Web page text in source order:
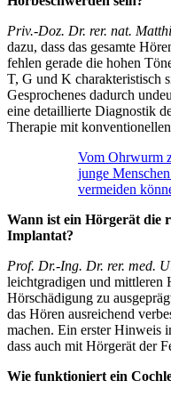
Priv.-Doz. Dr. rer. nat.
dazu, dass das gesamte
fehlen gerade die hohen
T, G und K charakteristisch
Gesprochenes dadurch
eine detaillierte Diagnostik
Therapie mit
Vom Ohrwurm
junge
vermeiden
Wann ist ein Hörgerät die
Implantat?
Prof. Dr.-Ing. Dr. rer. med.
leichtgradigen und mittleren
Hörschädigung zu
das Hören ausreichend
machen. Ein erster Hinweis
dass auch mit Hörgerät der
Wie funktioniert ein